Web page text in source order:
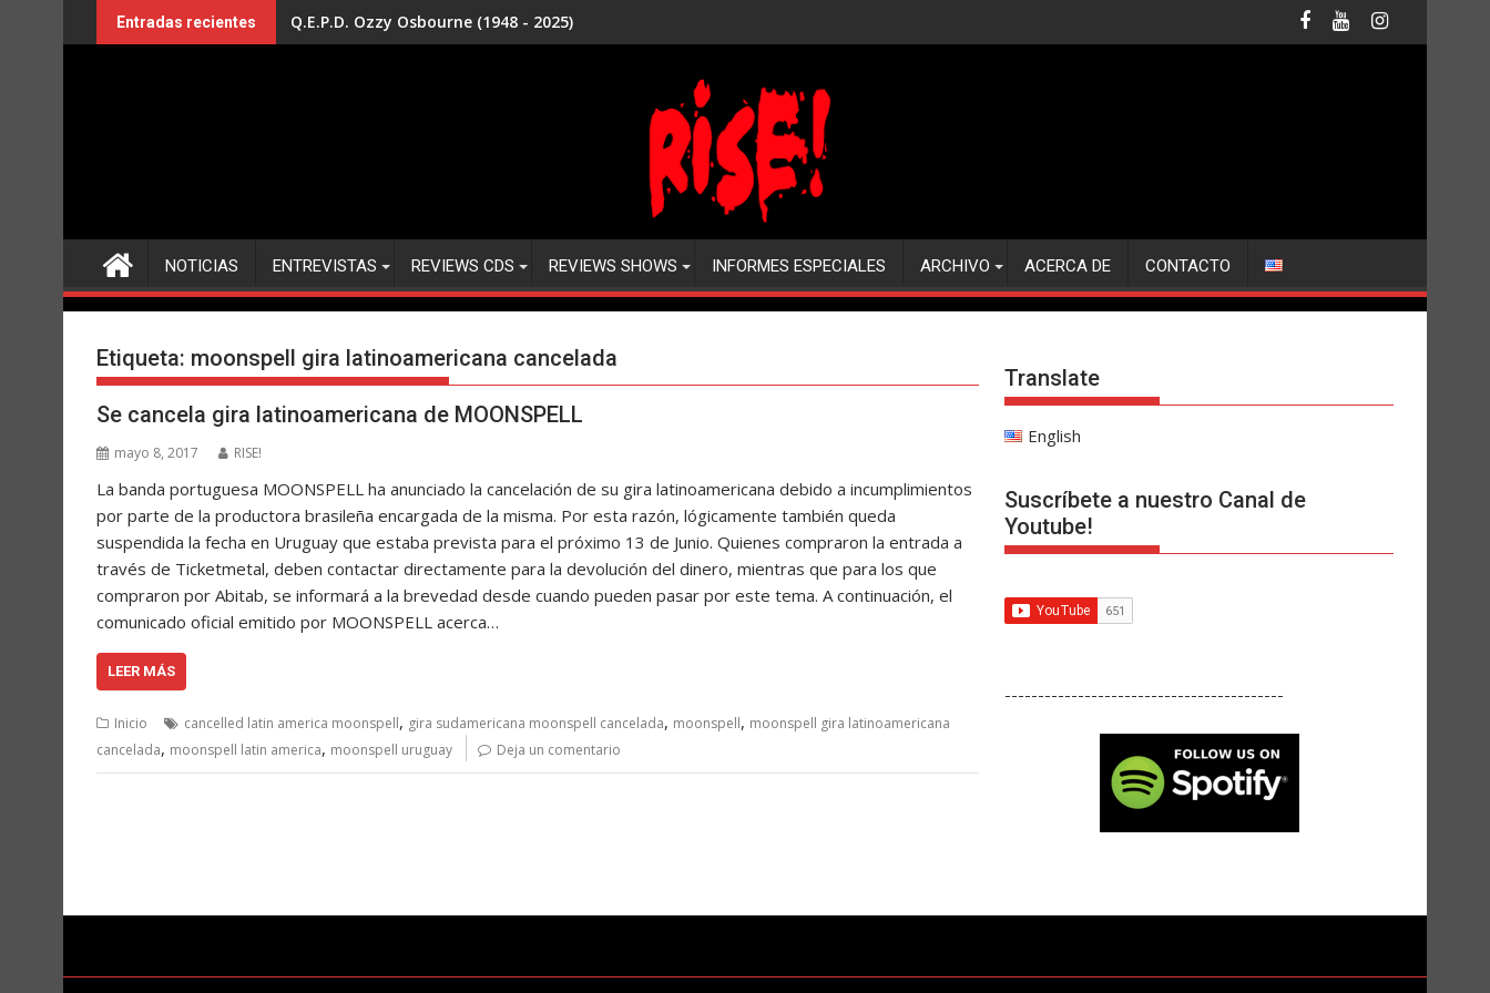
al
Entradas recientes Q.E.P.D. Ozzy Osbourne (1948 - 2025)
NOTICIAS ENTREVISTAS REVIEWS CDS REVIEWS SHOWS INFORMES ESPECIALES ARCHIVO ACERCA DE CONTACTO
Etiqueta: moonspell gira latinoamericana cancelada
Se cancela gira latinoamericana de MOONSPELL
mayo 8, 2017 RISE!
La banda portuguesa MOONSPELL ha anunciado la cancelación de su gira latinoamericana debido a incumplimientos
por parte de la productora brasileña encargada de la misma. Por esta razón, lógicamente también queda
suspendida la fecha en Uruguay que estaba prevista para el próximo 13 de Junio. Quienes compraron la entrada a
través de Ticketmetal, deben contactar directamente para la devolución del dinero, mientras que para los que
compraron por Abitab, se informará a la brevedad desde cuando pueden pasar por este tema. A continuación, el
comunicado oficial emitido por MOONSPELL acerca…
LEER MÁS
Inicio cancelled latin america moonspell, gira sudamericana moonspell cancelada, moonspell, moonspell gira latinoamericana
cancelada, moonspell latin america, moonspell uruguay Deja un comentario
Translate
English
Suscríbete a nuestro Canal de
Youtube!
------------------------------------------